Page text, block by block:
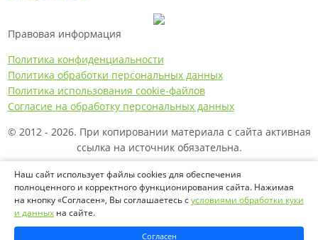
Наш сайт использует файлы cookies для обеспечения
полноценного и корректного функционирования сайта. Нажимая
на кнопку «Согласен», Вы соглашаетесь сусловиями обработки куки
и данных на сайте.
Согласен
Правовая информация
Политика конфиденциальности
Политика обработки персональных данных
Политика использования cookie-файлов
Согласие на обработку персональных данных
© 2012 - 2026. При копировании материала с сайта активная
ссылка на источник обязательна.
Названия производителей, компаний и товарные знаки
используются на сайте исключительно в информационных
(справочных) целях. Все товарные знаки и фирменные
наименования являются собственностью их
правообладателей.